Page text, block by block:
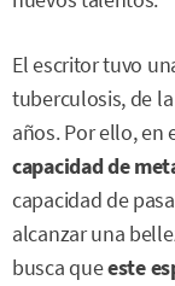
El escritor tuvo
tuberculosis, de
años. Por ello, en
capacidad de
capacidad de
alcanzar una
busca queeste